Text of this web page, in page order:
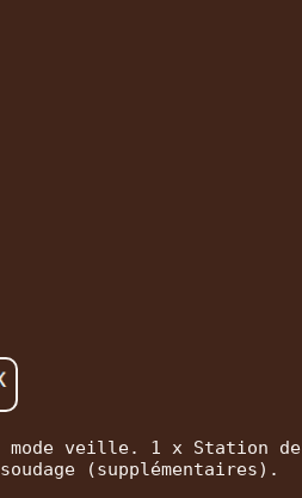
mode veille. 1 x Station de
(supplémentaires).